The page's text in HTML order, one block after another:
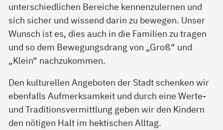
unterschiedlichen Bereiche kennenzulernen und
sich sicher und wissend darin zu bewegen. Unser
Wunsch ist es, dies auch in die Familien zu tragen
und so dem Bewegungsdrang von „Groß“ und
„Klein“ nachzukommen.
Den kulturellen Angeboten der Stadt schenken wir
ebenfalls Aufmerksamkeit und durch eine Werte-
und Traditionsvermittlung geben wir den Kindern
den nötigen Halt im hektischen Alltag.